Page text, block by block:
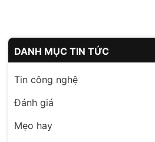
DANH MỤC TIN TỨC
Tin công nghệ
Đánh giá
Mẹo hay